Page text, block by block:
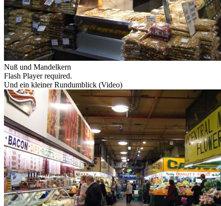
Nuß und Mandelkern
Flash Player required.
Und ein kleiner Rundumblick (Video)